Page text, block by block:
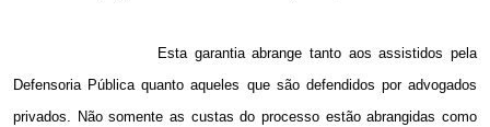
Esta garantia abrange tanto aos assistidos pela
Defensoria Pública quanto aqueles que são defendidos por advogados
privados. Não somente as custas do processo estão abrangidas como